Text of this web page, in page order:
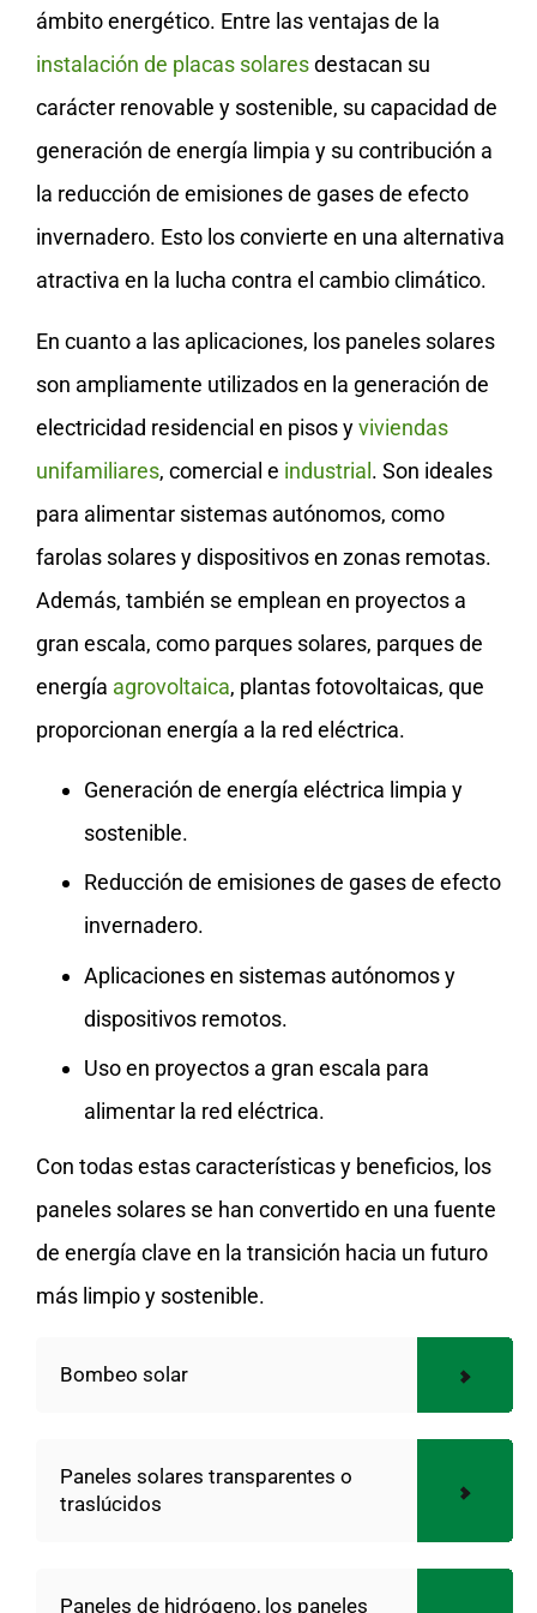
ámbito energético. Entre las ventajas de la
instalación de placas solaresdestacan su
carácter renovable y sostenible, su capacidad de
generación de energía limpia y su contribución a
la reducción de emisiones de gases de efecto
invernadero. Esto los convierte en una alternativa
atractiva en la lucha contra el cambio climático.
En cuanto a las aplicaciones, los paneles solares
son ampliamente utilizados en la generación de
electricidad residencial en pisos yviviendas
unifamiliares, comercial e industrial. Son ideales
para alimentar sistemas autónomos, como
farolas solares y dispositivos en zonas remotas.
Además, también se emplean en proyectos a
gran escala, como parques solares, parques de
energía agrovoltaica, plantas fotovoltaicas, que
proporcionan energía a la red eléctrica.
Generación de energía eléctrica limpia y
sostenible.
Reducción de emisiones de gases de efecto
invernadero.
Aplicaciones en sistemas autónomos y
dispositivos remotos.
Uso en proyectos a gran escala para
alimentar la red eléctrica.
Con todas estas características y beneficios, los
paneles solares se han convertido en una fuente
de energía clave en la transición hacia un futuro
más limpio y sostenible.
Bombeo solar
Paneles solares transparentes o
traslúcidos
Paneles de hidrógeno, los paneles